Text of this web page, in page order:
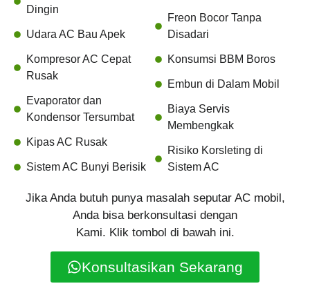
Dingin
Udara AC Bau Apek
Kompresor AC Cepat
Rusak
Evaporator dan
Kondensor Tersumbat
Kipas AC Rusak
Sistem AC Bunyi Berisik
Freon Bocor Tanpa
Disadari
Konsumsi BBM Boros
Embun di Dalam Mobil
Biaya Servis
Membengkak
Risiko Korsleting di
Sistem AC
Jika Anda butuh punya masalah seputar AC mobil,
Anda bisa berkonsultasi dengan
Kami. Klik tombol di bawah ini.
Konsultasikan Sekarang